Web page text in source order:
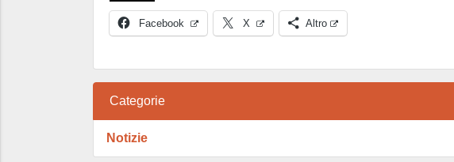
Facebook X Altro
Categorie
Notizie